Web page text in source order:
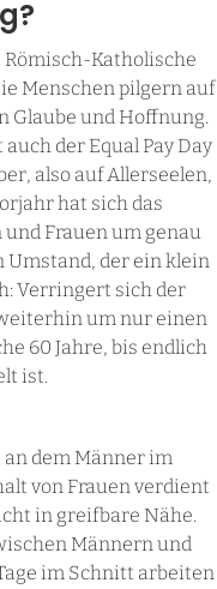
Römisch-Katholische
Menschen pilgern auf
Glaube und Hoffnung.
der Equal Pay Day
also auf Allerseelen,
hat sich das
Frauen um genau
Umstand, der ein klein
Verringert sich der
um nur einen
60 Jahre, bis endlich
ist.
an dem Männer im
von Frauen verdient
in greifbare Nähe.
Männern und
im Schnitt arbeiten